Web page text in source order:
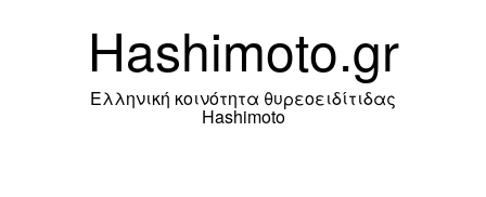
Hashimoto.gr
Ελληνική κοινότητα θυρεοειδίτιδας
Hashimoto